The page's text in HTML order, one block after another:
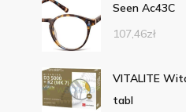
Seen Ac43C
107,46zł
VITALITE
tabl